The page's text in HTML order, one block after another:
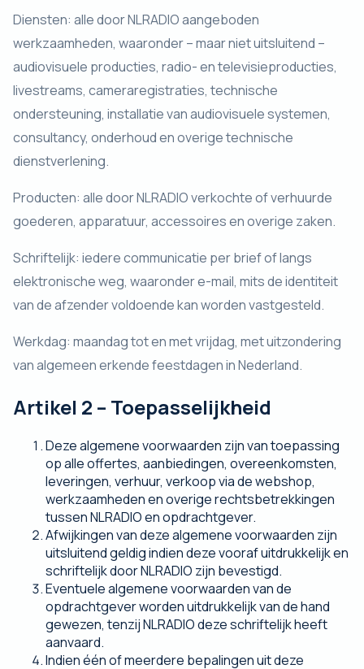
Diensten: alle door NLRADIO aangeboden
werkzaamheden, waaronder – maar niet uitsluitend –
audiovisuele producties, radio- en televisieproducties,
livestreams, cameraregistraties, technische
ondersteuning, installatie van audiovisuele systemen,
consultancy, onderhoud en overige technische
dienstverlening.
Producten: alle door NLRADIO verkochte of verhuurde
goederen, apparatuur, accessoires en overige zaken.
Schriftelijk: iedere communicatie per brief of langs
elektronische weg, waaronder e-mail, mits de identiteit
van de afzender voldoende kan worden vastgesteld.
Werkdag: maandag tot en met vrijdag, met uitzondering
van algemeen erkende feestdagen in Nederland.
Artikel 2 – Toepasselijkheid
Deze algemene voorwaarden zijn van toepassing
op alle offertes, aanbiedingen, overeenkomsten,
leveringen, verhuur, verkoop via de webshop,
werkzaamheden en overige rechtsbetrekkingen
tussen NLRADIO en opdrachtgever.
Afwijkingen van deze algemene voorwaarden zijn
uitsluitend geldig indien deze vooraf uitdrukkelijk en
schriftelijk door NLRADIO zijn bevestigd.
Eventuele algemene voorwaarden van de
opdrachtgever worden uitdrukkelijk van de hand
gewezen, tenzij NLRADIO deze schriftelijk heeft
aanvaard.
Indien één of meerdere bepalingen uit deze